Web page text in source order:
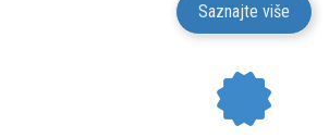
Saznajte više